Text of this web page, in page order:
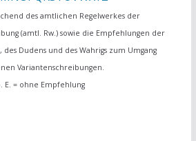
des amtlichen Regelwerkes der
(amtl. Rw.) sowie die Empfehlungen der
Dudens und des Wahrigs zum Umgang
Variantenschreibungen.
E. = ohne Empfehlung